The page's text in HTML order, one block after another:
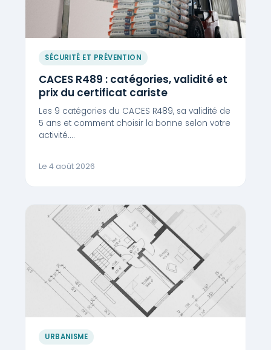
SÉCURITÉ ET PRÉVENTION
CACES R489 : catégories, validité et
prix du certificat cariste
Les 9 catégories du CACES R489, sa validité de
5 ans et comment choisir la bonne selon votre
activité.…
Le 4 août 2026
URBANISME